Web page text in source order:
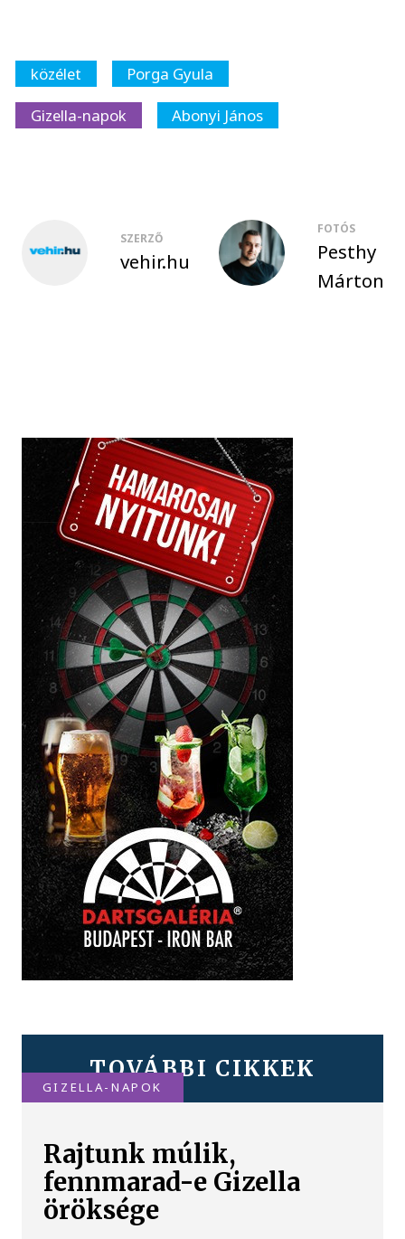
közélet
Porga Gyula
Gizella-napok
Abonyi János
SZERZŐ
vehir.hu
FOTÓS
Pesthy
Márton
TOVÁBBI CIKKEK
GIZELLA-NAPOK
Rajtunk múlik,
fennmarad-e Gizella
öröksége